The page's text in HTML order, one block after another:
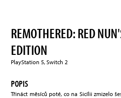
REMOTHERED: RED
EDITION
PlayStation 5, Switch 2
POPIS
Třináct měsíců poté, co na Sicílii zmizelo